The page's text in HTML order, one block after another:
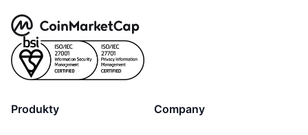
Produkty Company